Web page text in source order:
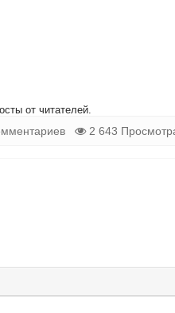
от читателей.
2 643